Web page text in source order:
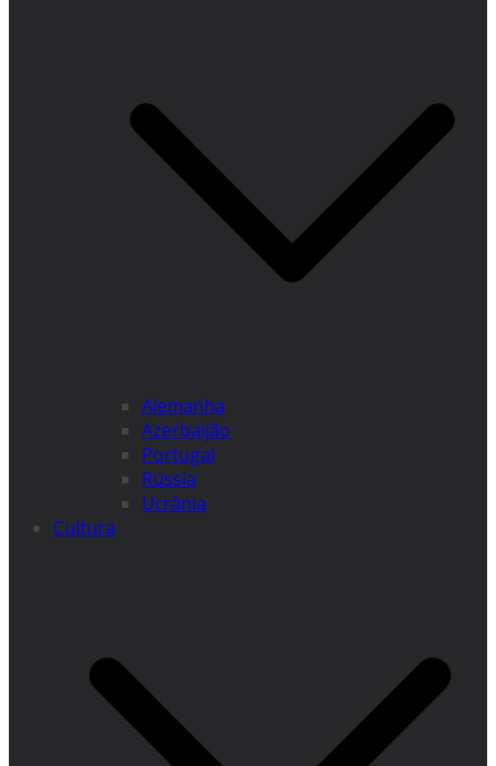
Alemanha
Azerbaijão
Portugal
Rússia
Ucrânia
Cultura